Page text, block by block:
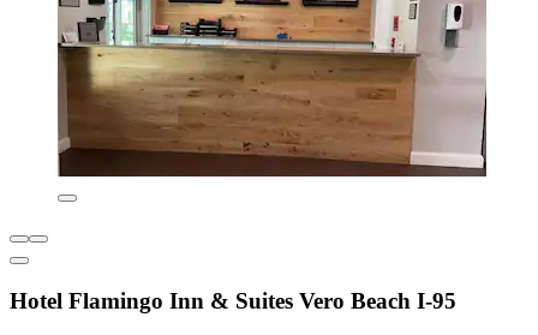
Hotel Flamingo Inn & Suites Vero Beach I-95